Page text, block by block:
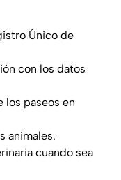
Único de
con los datos
los paseos en
animales.
cuando sea